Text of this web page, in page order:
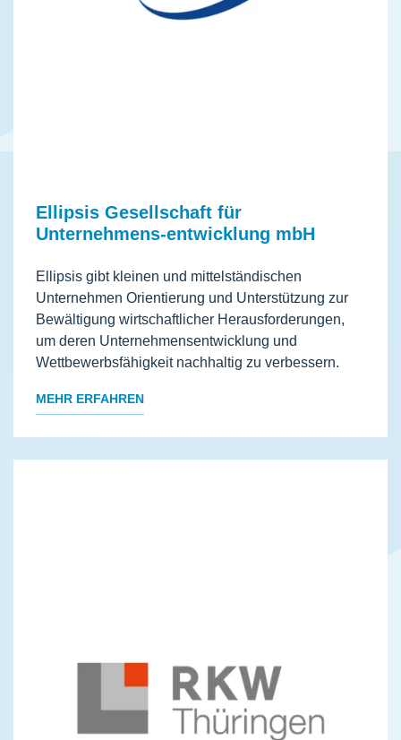
Ellipsis Gesellschaft für
Unternehmens-entwicklung mbH
Ellipsis gibt kleinen und mittelständischen
Unternehmen Orientierung und Unterstützung zur
Bewältigung wirtschaftlicher Herausforderungen,
um deren Unternehmensentwicklung und
Wettbewerbsfähigkeit nachhaltig zu verbessern.
MEHR ERFAHREN